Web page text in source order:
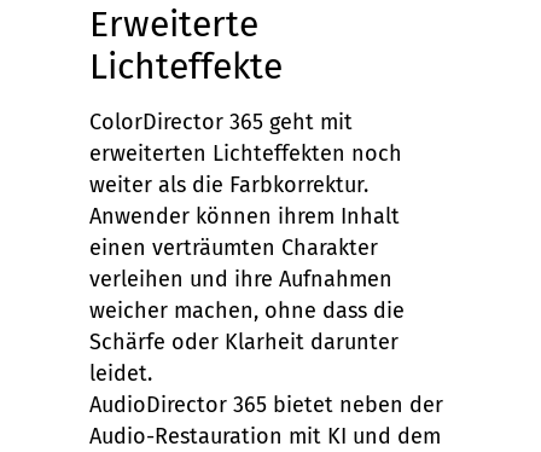
Erweiterte
Lichteffekte
ColorDirector 365 geht mit
erweiterten Lichteffekten noch
weiter als die Farbkorrektur.
Anwender können ihrem Inhalt
einen verträumten Charakter
verleihen und ihre Aufnahmen
weicher machen, ohne dass die
Schärfe oder Klarheit darunter
leidet.
AudioDirector 365 bietet neben der
Audio-Restauration mit KI und dem